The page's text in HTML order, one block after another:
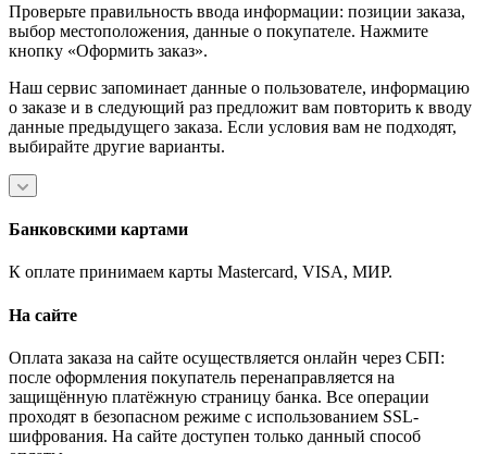
Проверьте правильность ввода информации: позиции заказа,
выбор местоположения, данные о покупателе. Нажмите
кнопку «Оформить заказ».
Наш сервис запоминает данные о пользователе, информацию
о заказе и в следующий раз предложит вам повторить к вводу
данные предыдущего заказа. Если условия вам не подходят,
выбирайте другие варианты.
Банковскими картами
К оплате принимаем карты Mastercard, VISA, МИР.
На сайте
Оплата заказа на сайте осуществляется онлайн через СБП:
после оформления покупатель перенаправляется на
защищённую платёжную страницу банка. Все операции
проходят в безопасном режиме с использованием SSL-
шифрования. На сайте доступен только данный способ